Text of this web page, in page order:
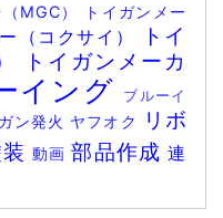
MGC）
トイガンメー
（コクサイ）
トイ
トイガンメーカ
イング
ブルーイ
ン発火 ヤフオク
リボ
装動画部品作成連